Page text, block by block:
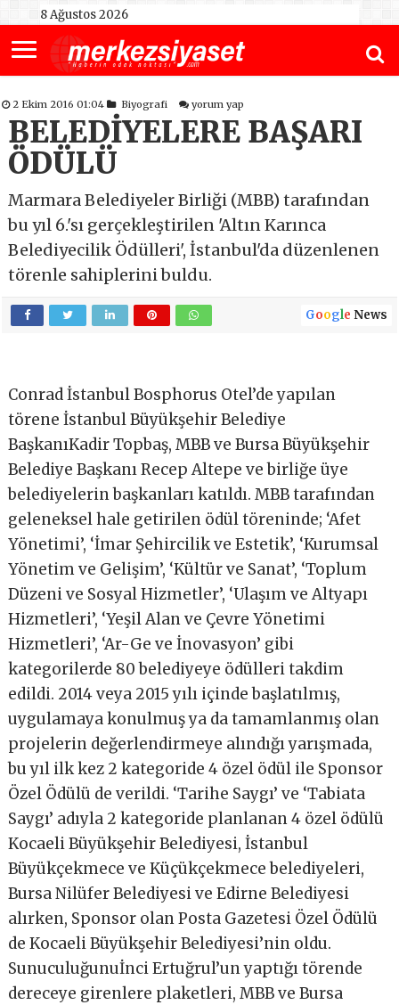
8 Ağustos 2026
2 Ekim 2016 01:04 Biyografi yorum yap
BELEDİYELERE BAŞARI
ÖDÜLÜ
Marmara Belediyeler Birliği (MBB) tarafından
bu yıl 6.'sı gerçekleştirilen 'Altın Karınca
Belediyecilik Ödülleri', İstanbul'da düzenlenen
törenle sahiplerini buldu.
Google News
Conrad İstanbul Bosphorus Otel’de yapılan
törene İstanbul Büyükşehir Belediye
BaşkanıKadir Topbaş, MBB ve Bursa Büyükşehir
Belediye Başkanı Recep Altepe ve birliğe üye
belediyelerin başkanları katıldı. MBB tarafından
geleneksel hale getirilen ödül töreninde; ‘Afet
Yönetimi’, ‘İmar Şehircilik ve Estetik’, ‘Kurumsal
Yönetim ve Gelişim’, ‘Kültür ve Sanat’, ‘Toplum
Düzeni ve Sosyal Hizmetler’, ‘Ulaşım ve Altyapı
Hizmetleri’, ‘Yeşil Alan ve Çevre Yönetimi
Hizmetleri’, ‘Ar-Ge ve İnovasyon’ gibi
kategorilerde 80 belediyeye ödülleri takdim
edildi. 2014 veya 2015 yılı içinde başlatılmış,
uygulamaya konulmuş ya da tamamlanmış olan
projelerin değerlendirmeye alındığı yarışmada,
bu yıl ilk kez 2 kategoride 4 özel ödül ile Sponsor
Özel Ödülü de verildi. ‘Tarihe Saygı’ ve ‘Tabiata
Saygı’ adıyla 2 kategoride planlanan 4 özel ödülü
Kocaeli Büyükşehir Belediyesi, İstanbul
Büyükçekmece ve Küçükçekmece belediyeleri,
Bursa Nilüfer Belediyesi ve Edirne Belediyesi
alırken, Sponsor olan Posta Gazetesi Özel Ödülü
de Kocaeli Büyükşehir Belediyesi’nin oldu.
Sunuculuğunuİnci Ertuğrul’un yaptığı törende
dereceye girenlere plaketleri, MBB ve Bursa